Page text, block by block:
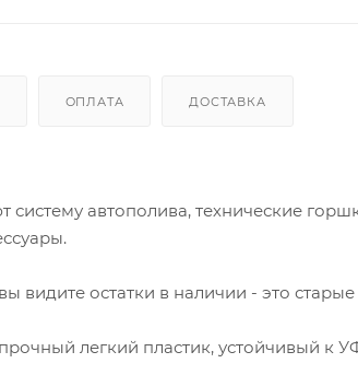
ОПЛАТА ДОСТАВКА
автополива, технические
видите остатки в наличии - это
легкий пластик, устойчивый к